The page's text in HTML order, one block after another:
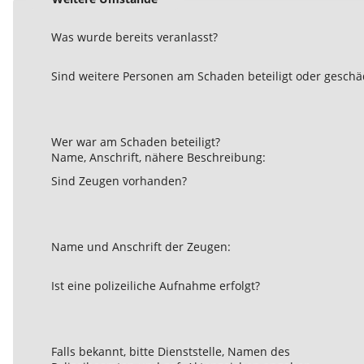
Was wurde bereits veranlasst?
Sind weitere Personen am Schaden beteiligt oder
Wer war am Schaden beteiligt?
Name, Anschrift, nähere Beschreibung:
Sind Zeugen vorhanden?
Name und Anschrift der Zeugen:
Ist eine polizeiliche Aufnahme erfolgt?
Falls bekannt, bitte Dienststelle, Namen des